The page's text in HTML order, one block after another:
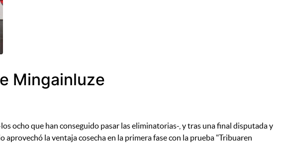
Mingainluze
ocho que han conseguido pasar las eliminatorias-, y tras una final disputada y
la ventaja cosecha en la primera fase con la prueba "Tribuaren